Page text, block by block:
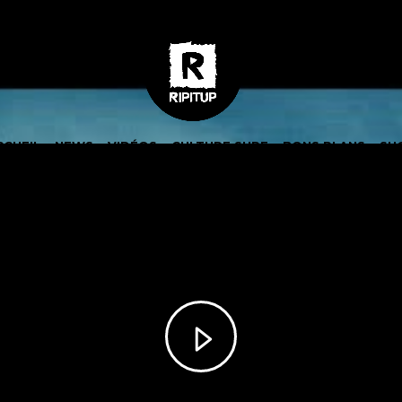
NEWS VIDÉOS CULTURE SURF BONS PLANS